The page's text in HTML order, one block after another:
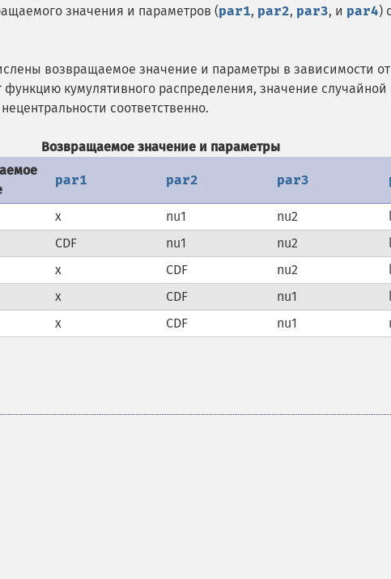
значения и параметров (par1, par2, par3, и par4)
возвращаемое значение и параметры в зависимости от
функцию кумулятивного распределения, значение
соответственно.
Возвращаемое значение и параметры
par1 par2 par3
x nu1 nu2
CDF nu1 nu2
x CDF nu2
x CDF nu1
x CDF nu1